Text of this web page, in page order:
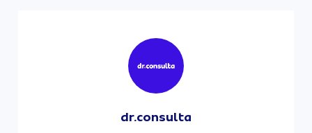
dr.consulta